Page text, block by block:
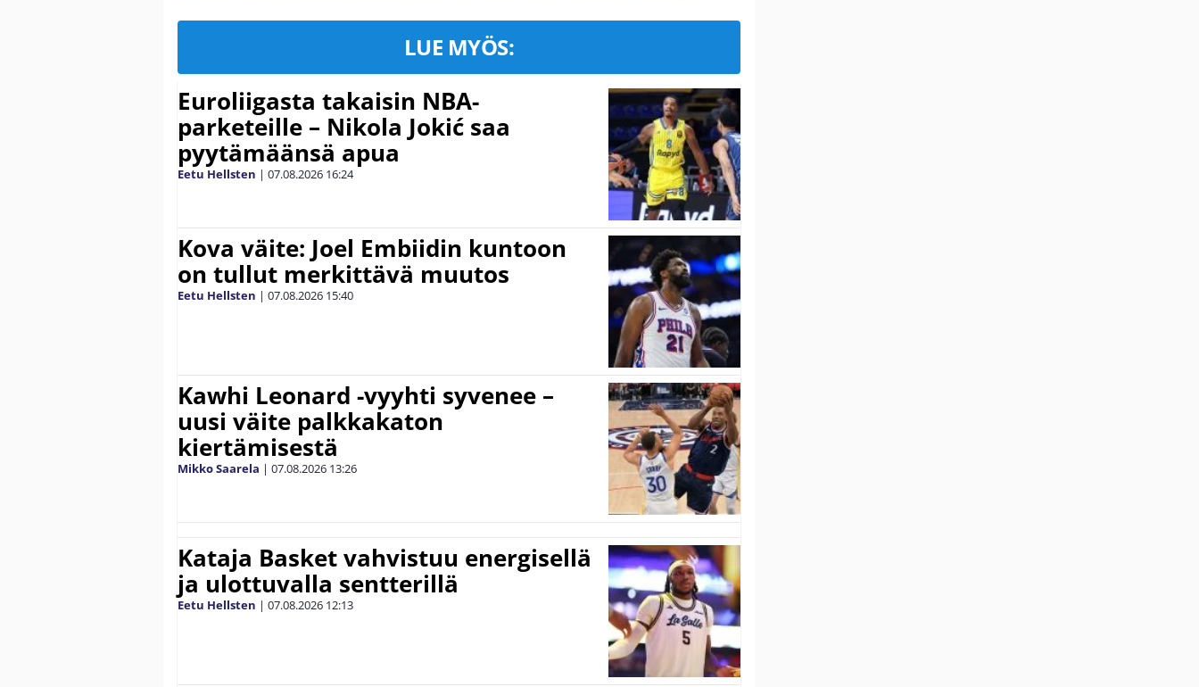
LUE MYÖS:
Euroliigasta takaisin NBA-
parketeille – Nikola Jokić saa
pyytämäänsä apua
Eetu Hellsten | 07.08.2026 16:24
Kova väite: Joel Embiidin kuntoon
on tullut merkittävä muutos
Eetu Hellsten | 07.08.2026 15:40
Kawhi Leonard -vyyhti syvenee –
uusi väite palkkakaton
kiertämisestä
Mikko Saarela | 07.08.2026 13:26
Kataja Basket vahvistuu energisellä
ja ulottuvalla sentterillä
Eetu Hellsten | 07.08.2026 12:13